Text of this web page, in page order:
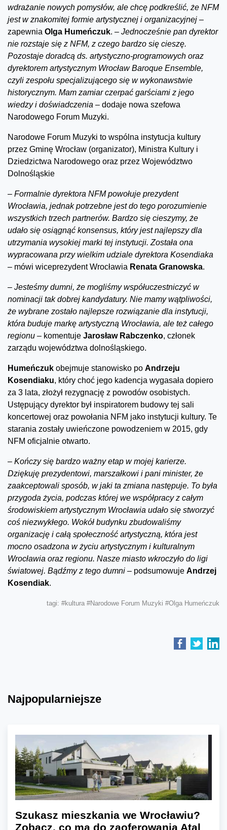
wdrażanie nowych pomysłów, ale chcę podkreślić, że NFM
jest w znakomitej formie artystycznej i organizacyjnej –
zapewnia Olga Humeńczuk. – Jednocześnie pan dyrektor
nie rozstaje się z NFM, z czego bardzo się cieszę.
Pozostaje doradcą ds. artystyczno-programowych oraz
dyrektorem artystycznym Wrocław Baroque Ensemble,
czyli zespołu specjalizującego się w wykonawstwie
historycznym. Mam zamiar czerpać garściami z jego
wiedzy i doświadczenia – dodaje nowa szefowa
Narodowego Forum Muzyki.
Narodowe Forum Muzyki to wspólna instytucja kultury
przez Gminę Wrocław (organizator), Ministra Kultury i
Dziedzictwa Narodowego oraz przez Województwo
Dolnośląskie
– Formalnie dyrektora NFM powołuje prezydent
Wrocławia, jednak potrzebne jest do tego porozumienie
wszystkich trzech partnerów. Bardzo się cieszymy, że
udało się osiągnąć konsensus, który jest najlepszy dla
utrzymania wysokiej marki tej instytucji. Została ona
wypracowana przy wielkim udziale dyrektora Kosendiaka
– mówi wiceprezydent Wrocławia Renata Granowska.
– Jesteśmy dumni, że mogliśmy współuczestniczyć w
nominacji tak dobrej kandydatury. Nie mamy wątpliwości,
że wybrane zostało najlepsze rozwiązanie dla instytucji,
która buduje markę artystyczną Wrocławia, ale też całego
regionu – komentuje Jarosław Rabczenko, członek
zarządu województwa dolnośląskiego.
Humeńczuk obejmuje stanowisko po Andrzeju
Kosendiaku, który choć jego kadencja wygasała dopiero
za 3 lata, złożył rezygnację z powodów osobistych.
Ustępujący dyrektor był inspiratorem budowy tej sali
koncertowej oraz powołania NFM jako instytucji kultury. Te
starania zostały uwieńczone powodzeniem w 2015, gdy
NFM oficjalnie otwarto.
– Kończy się bardzo ważny etap w mojej karierze.
Dziękuję prezydentowi, marszałkowi i pani minister, że
zaakceptowali sposób, w jaki ta zmiana następuje. To była
przygoda życia, podczas której we współpracy z całym
środowiskiem artystycznym Wrocławia udało się stworzyć
coś niezwykłego. Wokół budynku zbudowaliśmy
organizację i całą społeczność artystyczną, która jest
mocno osadzona w życiu artystycznym i kulturalnym
Wrocławia oraz regionu. Nasze miasto wkroczyło do ligi
światowej. Bądźmy z tego dumni – podsumowuje Andrzej
Kosendiak.
tagi: #kultura #Narodowe Forum Muzyki #Olga Humeńczuk
Najpopularniejsze
Szukasz mieszkania we Wrocławiu?
Zobacz, co ma do zaoferowania Atal